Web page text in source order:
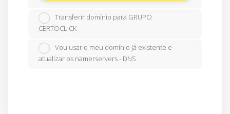
Transferir domínio para GRUPO
CERTOCLICK
Vou usar o meu domínio já existente e
atualizar os namerservers - DNS